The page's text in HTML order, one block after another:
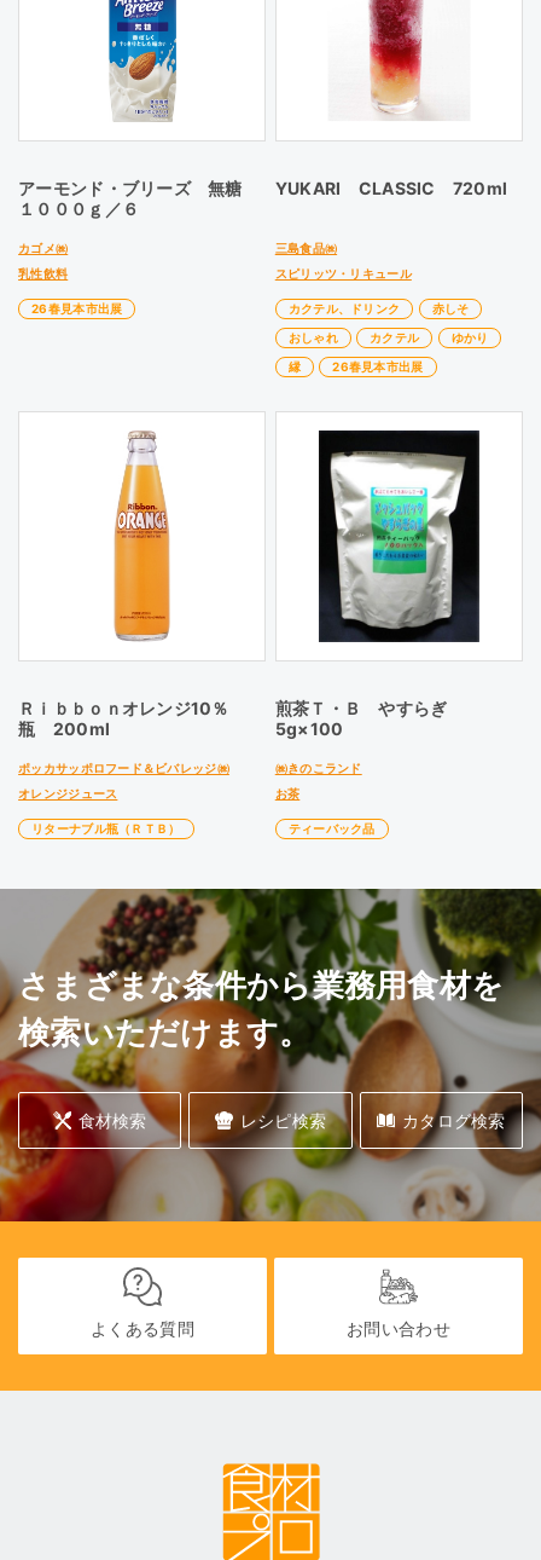
アーモンド・ブリーズ 無糖
１０００ｇ／６
カゴメ㈱
乳性飲料
26春見本市出展
YUKARI CLASSIC 720ml
三島食品㈱
スピリッツ・リキュール
カクテル、ドリンク
赤しそ
おしゃれ
カクテル
ゆかり
縁
26春見本市出展
Ｒｉｂｂｏｎオレンジ10％
瓶 200ml
ポッカサッポロフード＆ビバレッジ㈱
オレンジジュース
リターナブル瓶（ＲＴＢ）
煎茶Ｔ・Ｂ やすらぎ
5g×100
㈱きのこランド
お茶
ティーバック品
さまざまな条件から業務用食材を
検索いただけます。
食材検索 レシピ検索 カタログ検索
よくある質問 お問い合わせ